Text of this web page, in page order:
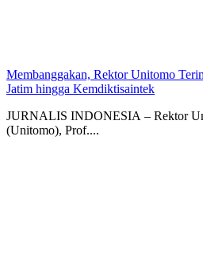
Membanggakan, Rektor Unitomo
Jatim hingga Kemdiktisaintek
JURNALIS INDONESIA – Rektor
(Unitomo), Prof....